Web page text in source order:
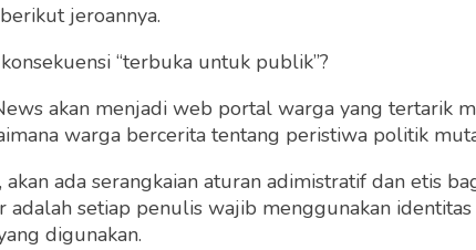
Sudah punya akun? Masuk
jeroannya.
“terbuka untuk publik”?
akan menjadi web portal warga yang tertarik
warga bercerita tentang peristiwa politik
akan ada serangkaian aturan adimistratif dan etis
adalah setiap penulis wajib menggunakan
digunakan.